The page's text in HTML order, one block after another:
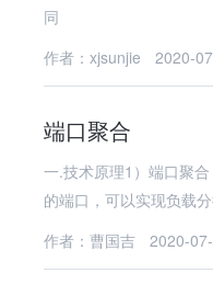
同
作者：xjsunjie
2020-
端口聚合
一.技术原理1）端口聚
的端口，可以实现负载
作者：曹国吉
2020-